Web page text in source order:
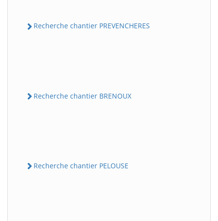
Recherche chantier PREVENCHERES
Recherche chantier BRENOUX
Recherche chantier PELOUSE